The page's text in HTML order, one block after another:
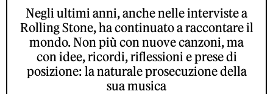
Negli ultimi anni, anche nelle interviste a
Rolling Stone, ha continuato a raccontare il
mondo. Non più con nuove canzoni, ma
con idee, ricordi, riflessioni e prese di
posizione: la naturale prosecuzione della
sua musica